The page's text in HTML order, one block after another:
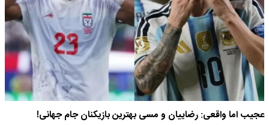
عجیب اما واقعی: رضاییان و مسی بهترین بازیکنان جام جهانی!